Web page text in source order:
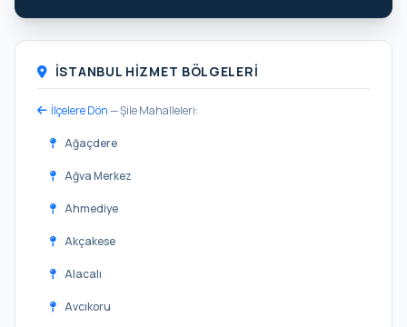
İSTANBUL HIZMET BÖLGELERI
İlçelere Dön— Şile Mahalleleri:
Ağaçdere
Ağva Merkez
Ahmediye
Akçakese
Alacalı
Avcıkoru